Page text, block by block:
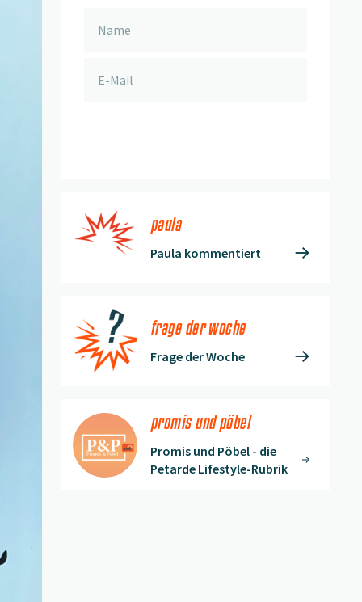
paula
Paula kommentiert
frage der woche
Frage der Woche
promis und pöbel
Promis und Pöbel - die
Petarde Lifestyle-Rubrik